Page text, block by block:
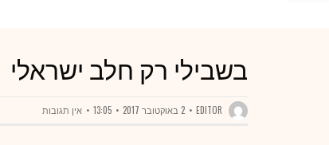
בשבילי רק חלב ישראלי
EDITOR 2 באוקטובר 2017 13:05 אין תגובות